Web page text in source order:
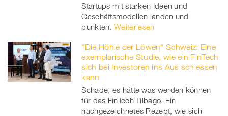
Startups mit starken Ideen und
Geschäftsmodellen landen und
punkten. Weiterlesen
"Die Höhle der Löwen" Schweiz: Eine
exemplarische Studie, wie ein FinTech
sich bei Investoren ins Aus schiessen
kann
Schade, es hätte was werden können
für das FinTech Tilbago. Ein
nachgezeichnetes Rezept, wie sich